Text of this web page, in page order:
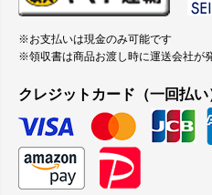
※お支払いは現金のみ可能です
※領収書は商品お渡し時に運送会社が
クレジットカード（一回払い